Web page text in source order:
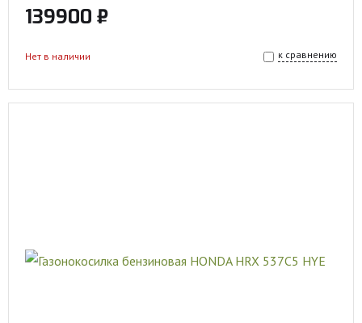
139900 ₽
к сравнению
Нет в наличии